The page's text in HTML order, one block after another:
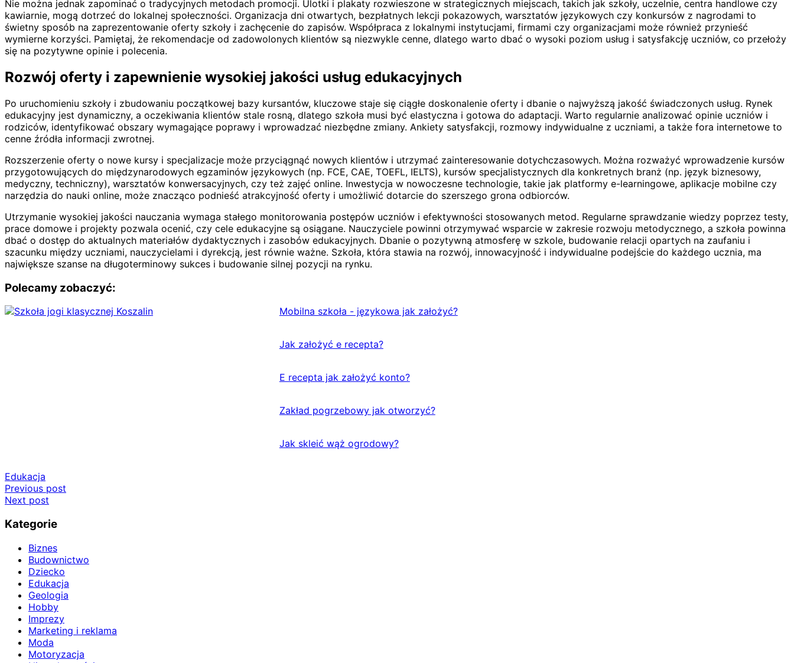
Nie można jednak zapominać o tradycyjnych metodach promocji. Ulotki i plakaty rozwieszone w strategicznych miejscach, takich jak szkoły, uczelnie, centra handlowe czy
kawiarnie, mogą dotrzeć do lokalnej społeczności. Organizacja dni otwartych, bezpłatnych lekcji pokazowych, warsztatów językowych czy konkursów z nagrodami to
świetny sposób na zaprezentowanie oferty szkoły i zachęcenie do zapisów. Współpraca z lokalnymi instytucjami, firmami czy organizacjami może również przynieść
wymierne korzyści. Pamiętaj, że rekomendacje od zadowolonych klientów są niezwykle cenne, dlatego warto dbać o wysoki poziom usług i satysfakcję uczniów, co przełoży
się na pozytywne opinie i polecenia.
Rozwój oferty i zapewnienie wysokiej jakości usług edukacyjnych
Po uruchomieniu szkoły i zbudowaniu początkowej bazy kursantów, kluczowe staje się ciągłe doskonalenie oferty i dbanie o najwyższą jakość świadczonych usług. Rynek
edukacyjny jest dynamiczny, a oczekiwania klientów stale rosną, dlatego szkoła musi być elastyczna i gotowa do adaptacji. Warto regularnie analizować opinie uczniów i
rodziców, identyfikować obszary wymagające poprawy i wprowadzać niezbędne zmiany. Ankiety satysfakcji, rozmowy indywidualne z uczniami, a także fora internetowe to
cenne źródła informacji zwrotnej.
Rozszerzenie oferty o nowe kursy i specjalizacje może przyciągnąć nowych klientów i utrzymać zainteresowanie dotychczasowych. Można rozważyć wprowadzenie kursów
przygotowujących do międzynarodowych egzaminów językowych (np. FCE, CAE, TOEFL, IELTS), kursów specjalistycznych dla konkretnych branż (np. język biznesowy,
medyczny, techniczny), warsztatów konwersacyjnych, czy też zajęć online. Inwestycja w nowoczesne technologie, takie jak platformy e-learningowe, aplikacje mobilne czy
narzędzia do nauki online, może znacząco podnieść atrakcyjność oferty i umożliwić dotarcie do szerszego grona odbiorców.
Utrzymanie wysokiej jakości nauczania wymaga stałego monitorowania postępów uczniów i efektywności stosowanych metod. Regularne sprawdzanie wiedzy poprzez testy,
prace domowe i projekty pozwala ocenić, czy cele edukacyjne są osiągane. Nauczyciele powinni otrzymywać wsparcie w zakresie rozwoju metodycznego, a szkoła powinna
dbać o dostęp do aktualnych materiałów dydaktycznych i zasobów edukacyjnych. Dbanie o pozytywną atmosferę w szkole, budowanie relacji opartych na zaufaniu i
szacunku między uczniami, nauczycielami i dyrekcją, jest równie ważne. Szkoła, która stawia na rozwój, innowacyjność i indywidualne podejście do każdego ucznia, ma
największe szanse na długoterminowy sukces i budowanie silnej pozycji na rynku.
Polecamy zobaczyć:
Mobilna szkoła - językowa jak założyć?
Jak założyć e recepta?
E recepta jak założyć konto?
Zakład pogrzebowy jak otworzyć?
Jak skleić wąż ogrodowy?
Edukacja
Nawigacja
wpisu
Previous post
Next post
Kategorie
Biznes
Budownictwo
Dziecko
Edukacja
Geologia
Hobby
Imprezy
Marketing i reklama
Moda
Motoryzacja